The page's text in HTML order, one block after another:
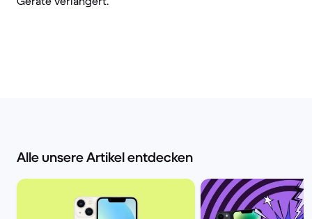
Alle unsere Artikel entdecken